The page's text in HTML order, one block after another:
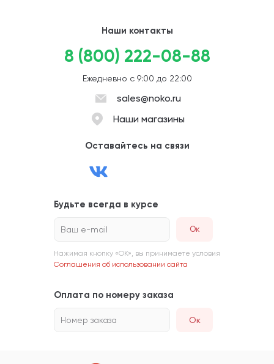
Наши контакты
8 (800) 222-08-88
Ежедневно с 9:00 до 22:00
sales@noko.ru
Наши магазины
Оставайтесь на связи
Будьте всегда в курсе
Ваш e-mail
Нажимая кнопку «ОК», вы принимаете условия
Соглашения об использовании сайта
Оплата по номеру заказа
Номер заказа Ок